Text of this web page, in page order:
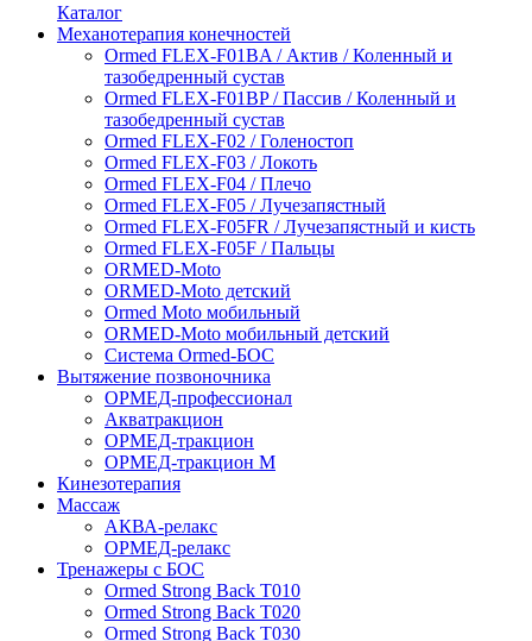
Каталог
Механотерапия конечностей
Ormed FLEX-F01BA / Актив / Коленный и
тазобедренный сустав
Ormed FLEX-F01BP / Пассив / Коленный и
тазобедренный сустав
Ormed FLEX-F02 / Голеностоп
Ormed FLEX-F03 / Локоть
Ormed FLEX-F04 / Плечо
Ormed FLEX-F05 / Лучезапястный
Ormed FLEX-F05FR / Лучезапястный и кисть
Ormed FLEX-F05F / Пальцы
ORMED-Moto
ORMED-Moto детский
Ormed Moto мобильный
ORMED-Moto мобильный детский
Система Ormed-БОС
Вытяжение позвоночника
ОРМЕД-профессионал
Акватракцион
ОРМЕД-тракцион
ОРМЕД-тракцион М
Кинезотерапия
Массаж
АКВА-релакс
ОРМЕД-релакс
Тренажеры с БОС
Ormed Strong Back Т010
Ormed Strong Back Т020
Ormed Strong Back Т030